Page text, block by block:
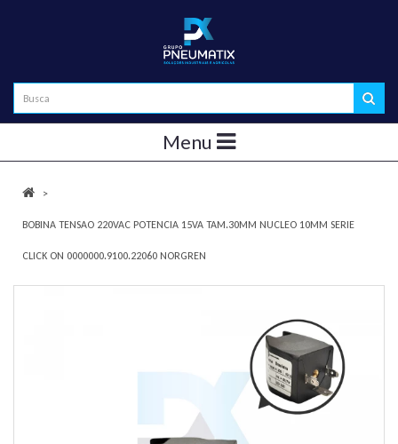
Menu
BOBINA TENSAO 220VAC POTENCIA 15VA TAM.30MM NUCLEO 10MM SERIE
CLICK ON 0000000.9100.22060 NORGREN